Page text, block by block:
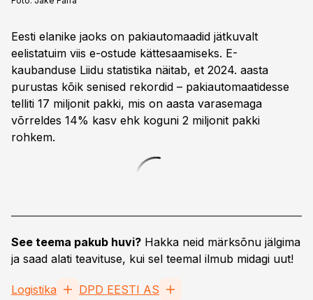
Eesti elanike jaoks on pakiautomaadid jätkuvalt
eelistatuim viis e-ostude kättesaamiseks. E-
kaubanduse Liidu statistika näitab, et 2024. aasta
purustas kõik senised rekordid – pakiautomaatidesse
telliti 17 miljonit pakki, mis on aasta varasemaga
võrreldes 14% kasv ehk koguni 2 miljonit pakki
rohkem.
See teema pakub huvi? Hakka neid märksõnu jälgima
ja saad alati teavituse, kui sel teemal ilmub midagi uut!
Logistika DPD EESTI AS